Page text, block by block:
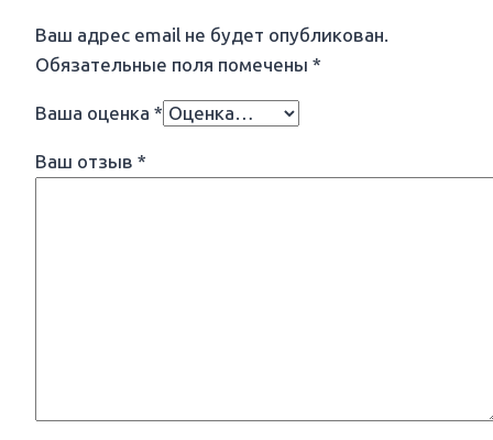
Ваш адрес email не будет опубликован.
Обязательные поля помечены *
Ваша оценка *
Ваш отзыв *